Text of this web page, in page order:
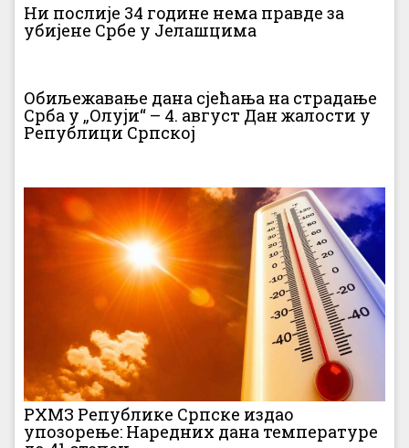
Ни послије 34 године нема правде за
убијене Србе у Јелашцима
Обиљежавање дана сјећања на страдање
Срба у „Олуји“ – 4. август Дан жалости у
Републици Српској
РХМЗ Републике Српске издао
упозорење: Наредних дана температуре